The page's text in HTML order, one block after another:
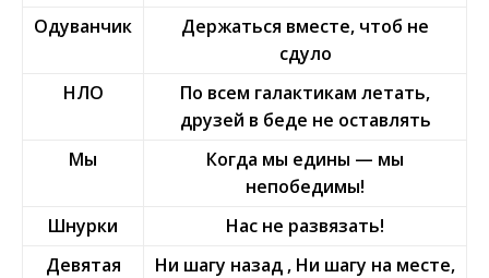
Одуванчик
Держаться вместе, чтоб не
сдуло
НЛО
По всем галактикам летать,
друзей в беде не оставлять
Мы
Когда мы едины — мы
непобедимы!
Шнурки
Нас не развязать!
Девятая
Ни шагу назад , Ни шагу на месте,